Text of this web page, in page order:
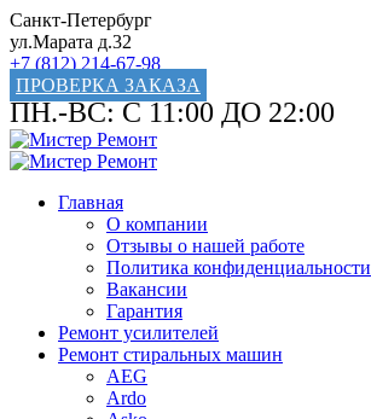
Санкт-Петербург
ул.Марата д.32
+7 (812) 214-67-98
ПРОВЕРКА ЗАКАЗА
ПН.-ВС: С 11:00 ДО 22:00
Главная
О компании
Отзывы о нашей работе
Политика конфиденциальности
Вакансии
Гарантия
Ремонт усилителей
Ремонт стиральных машин
AEG
Ardo